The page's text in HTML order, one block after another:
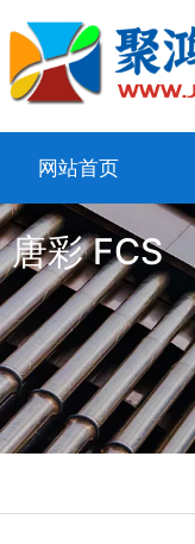
网站首页
唐彩 FCS